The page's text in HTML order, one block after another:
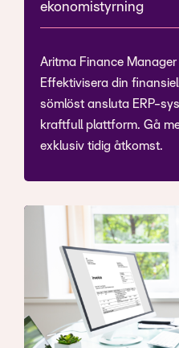
ekonomistyrning
Aritma Finance
Effektivisera din
sömlöst ansluta ERP-
kraftfull plattform. Gå
exklusiv tidig åtkomst.